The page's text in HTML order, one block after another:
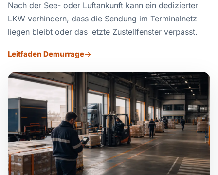
Nach der See- oder Luftankunft kann ein dedizierter
LKW verhindern, dass die Sendung im Terminalnetz
liegen bleibt oder das letzte Zustellfenster verpasst.
Leitfaden Demurrage